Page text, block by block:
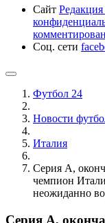
Сайт Редакция
Соц. сети
Футбол 24
Новости
Италия
Серия А,
чемпион
неожиданно
Серия А,